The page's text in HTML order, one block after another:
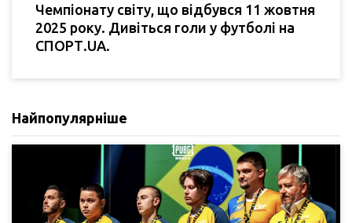
Чемпіонату світу, що відбувся 11 жовтня
2025 року. Дивіться голи у футболі на
СПОРТ.UA.
Найпопулярніше